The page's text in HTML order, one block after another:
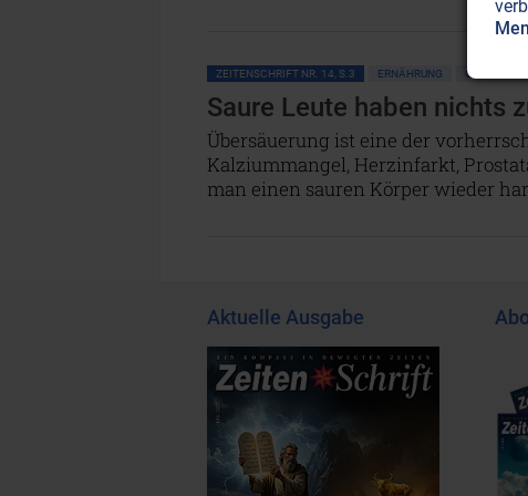
ZEITENSCHRIFT NR. 14, S.3 ERNÄHRUNG GESUNDHEIT
Saure Leute haben nichts
Übersäuerung ist eine der
Kalziummangel, Herzinfarkt,
man einen sauren Körper wieder
Aktuelle Ausgabe